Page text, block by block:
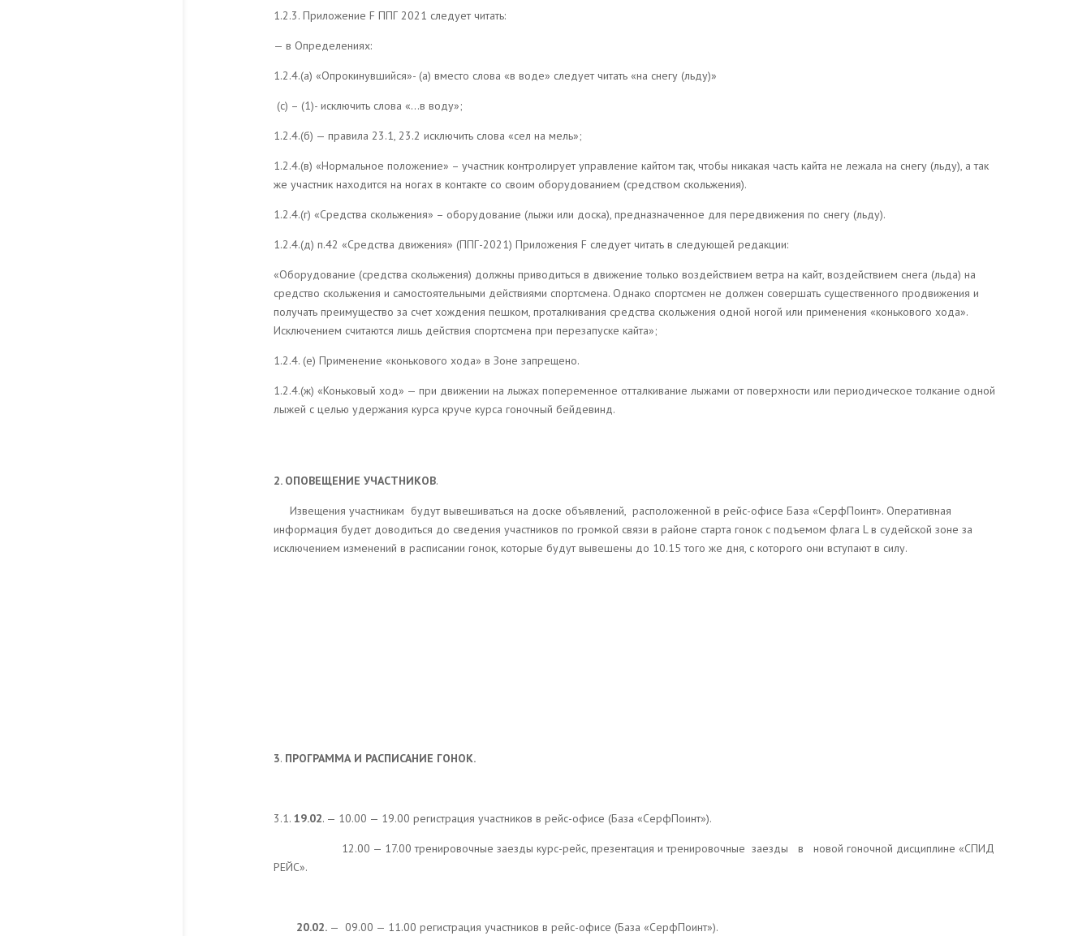
1.2.3. Приложение F ППГ 2021 следует читать:
— в Определениях:
1.2.4.(а) «Опрокинувшийся»- (а) вместо слова «в воде» следует читать «на снегу (льду)»
(с) – (1)- исключить слова «…в воду»;
1.2.4.(б) — правила 23.1, 23.2 исключить слова «сел на мель»;
1.2.4.(в) «Нормальное положение» – участник контролирует управление кайтом так, чтобы никакая часть кайта не лежала на снегу (льду), а так
же участник находится на ногах в контакте со своим оборудованием (средством скольжения).
1.2.4.(г) «Средства скольжения» – оборудование (лыжи или доска), предназначенное для передвижения по снегу (льду).
1.2.4.(д) п.42 «Средства движения» (ППГ-2021) Приложения F следует читать в следующей редакции:
«Оборудование (средства скольжения) должны приводиться в движение только воздействием ветра на кайт, воздействием снега (льда) на
средство скольжения и самостоятельными действиями спортсмена. Однако спортсмен не должен совершать существенного продвижения и
получать преимущество за счет хождения пешком, проталкивания средства скольжения одной ногой или применения «конькового хода».
Исключением считаются лишь действия спортсмена при перезапуске кайта»;
1.2.4. (е) Применение «конькового хода» в Зоне запрещено.
1.2.4.(ж) «Коньковый ход» — при движении на лыжах попеременное отталкивание лыжами от поверхности или периодическое толкание одной
лыжей с целью удержания курса круче курса гоночный бейдевинд.
2. ОПОВЕЩЕНИЕ УЧАСТНИКОВ.
Извещения участникам будут вывешиваться на доске объявлений, расположенной в рейс-офисе База «СерфПоинт». Оперативная
информация будет доводиться до сведения участников по громкой связи в районе старта гонок с подъемом флага L в судейской зоне за
исключением изменений в расписании гонок, которые будут вывешены до 10.15 того же дня, с которого они вступают в силу.
3. ПРОГРАММА И РАСПИСАНИЕ ГОНОК.
3.1. 19.02. — 10.00 — 19.00 регистрация участников в рейс-офисе (База «СерфПоинт»).
12.00 — 17.00 тренировочные заезды курс-рейс, презентация и тренировочные заезды в
новой гоночной дисциплине «СПИД
РЕЙС».
20.02.— 09.00 — 11.00 регистрация участников в рейс-офисе (База «СерфПоинт»).